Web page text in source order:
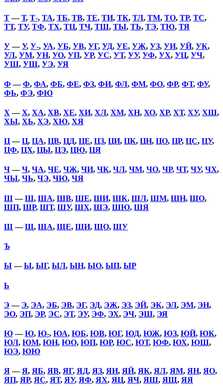
Т—Т, Т-, ТА, ТБ, ТВ, ТЕ, ТИ, ТК, ТЛ, ТМ, ТО, ТР, ТС,
ТТ, ТУ, ТФ, ТХ, ТЦ, ТЧ, ТШ, ТЫ, ТЬ, ТЭ, ТЮ, ТЯ
У—У, У-, УА, УБ, УВ, УГ, УД, УЕ, УЖ, УЗ, УИ, УЙ, УК,
УЛ, УМ, УН, УО, УП, УР, УС, УТ, УУ, УФ, УХ, УЦ, УЧ,
УШ, УЩ, УЭ, УЯ
Ф —Ф, ФА, ФБ, ФЕ, ФЗ, ФИ, ФЛ, ФМ, ФО, ФР, ФТ, ФУ,
ФЬ, ФЭ, ФЮ
Х —Х, ХА, ХВ, ХЕ, ХИ, ХЛ, ХМ, ХН, ХО, ХР, ХТ, ХУ, ХШ,
ХЫ, ХЬ, ХЭ, ХЮ, ХЯ
Ц—Ц, ЦА, ЦВ, ЦД, ЦЕ, ЦЗ, ЦИ, ЦК, ЦН, ЦО, ЦР, ЦС, ЦУ,
ЦФ, ЦХ, ЦЫ, ЦЭ, ЦЮ, ЦЯ
Ч—Ч, ЧА, ЧЕ, ЧЖ, ЧИ, ЧК, ЧЛ, ЧМ, ЧО, ЧР, ЧТ, ЧУ, ЧХ,
ЧЫ, ЧЬ, ЧЭ, ЧЮ, ЧЯ
Ш—Ш, ША, ШВ, ШЕ, ШИ, ШК, ШЛ, ШМ, ШН, ШО,
ШП, ШР, ШТ, ШУ, ШХ, ШЭ, ШЮ, ШЯ
Щ —Щ, ЩА, ЩЕ, ЩИ, ЩО, ЩУ
Ъ
Ы—Ы, ЫГ, ЫЛ, ЫН, ЫО, ЫП, ЫР
Ь
Э— Э, ЭА, ЭБ, ЭВ, ЭГ, ЭД, ЭЖ, ЭЗ, ЭЙ, ЭК, ЭЛ, ЭМ, ЭН,
ЭО, ЭП, ЭР, ЭС, ЭТ, ЭУ, ЭФ, ЭХ, ЭЧ, ЭШ, ЭЯ
Ю—Ю, Ю-, ЮА, ЮБ, ЮВ, ЮГ, ЮД, ЮЖ, ЮЗ, ЮЙ, ЮК,
ЮЛ, ЮМ, ЮН, ЮО, ЮП, ЮР, ЮС, ЮТ, ЮФ, ЮХ, ЮШ,
ЮЭ, ЮЮ
Я—Я, ЯБ, ЯВ, ЯГ, ЯД, ЯЗ, ЯИ, ЯЙ, ЯК, ЯЛ, ЯМ, ЯН, ЯО,
ЯП, ЯР, ЯС, ЯТ, ЯУ, ЯФ, ЯХ, ЯЦ, ЯЧ, ЯШ, ЯЩ, ЯЯ